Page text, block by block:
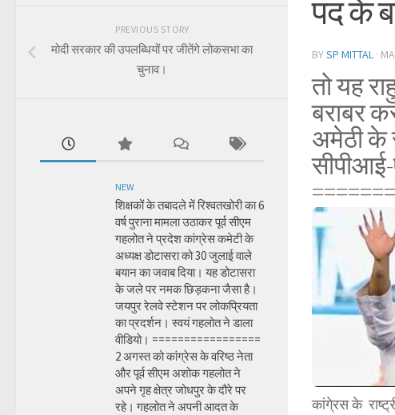
पद के
BYSP MITTAL ·
तो यह
बराबर
अमेठी के
कांगे्रस के
PREVIOUS STORY
मोदी सरकार की उपलब्धियों पर जीतेंगे लोकसभा का
चुनाव।
NEW
शिक्षकों के तबादले में रिश्वतखोरी का 6
वर्ष पुराना मामला उठाकर पूर्व सीएम
गहलोत ने प्रदेश कांग्रेस कमेटी के
अध्यक्ष डोटासरा को 30 जुलाई वाले
बयान का जवाब दिया। यह डोटासरा
के जले पर नमक छिड़कना जैसा है।
जयपुर रेलवे स्टेशन पर लोकप्रियता
का प्रदर्शन। स्वयं गहलोत ने डाला
वीडियो। =================
2 अगस्त को कांग्रेस के वरिष्ठ नेता
और पूर्व सीएम अशोक गहलोत ने
अपने गृह क्षेत्र जोधपुर के दौरे पर
रहे। गहलोत ने अपनी आदत के